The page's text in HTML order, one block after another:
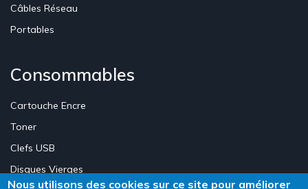
Câbles Réseau
Portables
Consommables
Cartouche Encre
Toner
Clefs USB
Disques Vierges
Nous utilisons des cookies sur ce site pour améliorer